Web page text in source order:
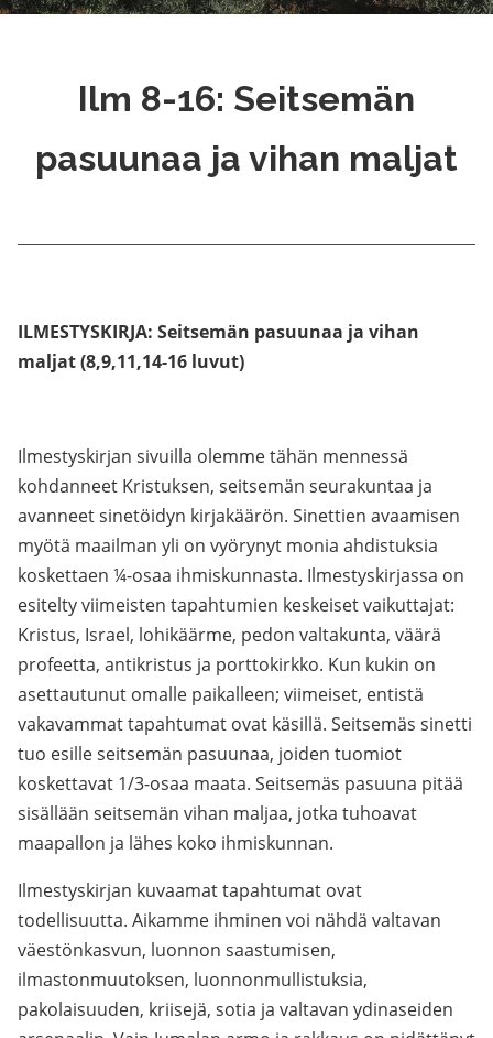
Ilm 8-16: Seitsemän
pasuunaa ja vihan maljat
ILMESTYSKIRJA: Seitsemän pasuunaa ja vihan
maljat (8,9,11,14-16 luvut)
Ilmestyskirjan sivuilla olemme tähän mennessä
kohdanneet Kristuksen, seitsemän seurakuntaa ja
avanneet sinetöidyn kirjakäärön. Sinettien avaamisen
myötä maailman yli on vyörynyt monia ahdistuksia
koskettaen ¼-osaa ihmiskunnasta. Ilmestyskirjassa on
esitelty viimeisten tapahtumien keskeiset vaikuttajat:
Kristus, Israel, lohikäärme, pedon valtakunta, väärä
profeetta, antikristus ja porttokirkko. Kun kukin on
asettautunut omalle paikalleen; viimeiset, entistä
vakavammat tapahtumat ovat käsillä. Seitsemäs sinetti
tuo esille seitsemän pasuunaa, joiden tuomiot
koskettavat 1/3-osaa maata. Seitsemäs pasuuna pitää
sisällään seitsemän vihan maljaa, jotka tuhoavat
maapallon ja lähes koko ihmiskunnan.
Ilmestyskirjan kuvaamat tapahtumat ovat
todellisuutta. Aikamme ihminen voi nähdä valtavan
väestönkasvun, luonnon saastumisen,
ilmastonmuutoksen, luonnonmullistuksia,
pakolaisuuden, kriisejä, sotia ja valtavan ydinaseiden